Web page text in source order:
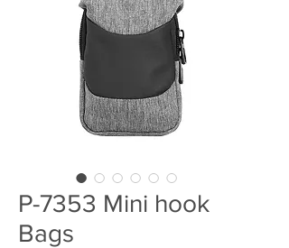
P-7353 Mini hook
Bags